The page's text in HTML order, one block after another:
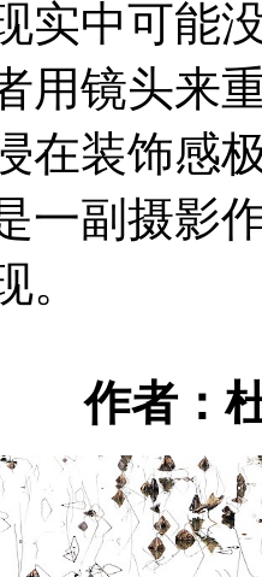
实中可能
用镜头来
在装饰感
一副摄影
。
作者：